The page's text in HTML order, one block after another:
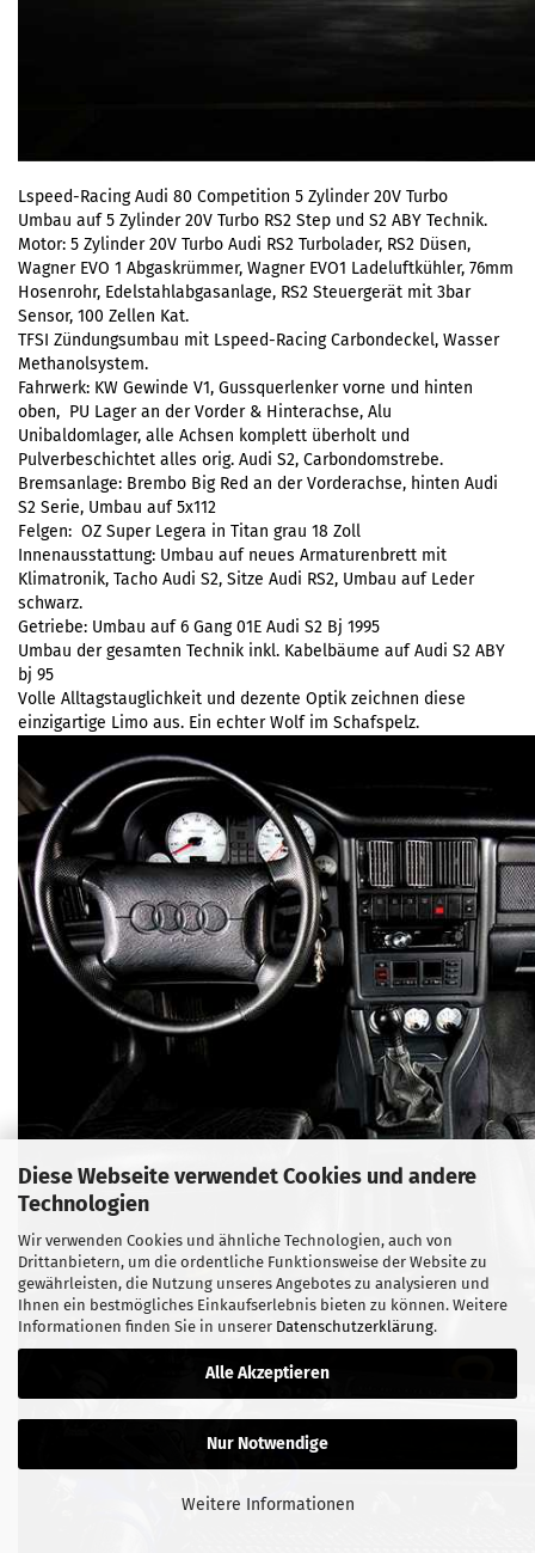
Diese Webseite verwendet Cookies und andere
Technologien
Wir verwenden Cookies und ähnliche Technologien, auch von
Drittanbietern, um die ordentliche Funktionsweise der Website zu
gewährleisten, die Nutzung unseres Angebotes zu analysieren und
Ihnen ein bestmögliches Einkaufserlebnis bieten zu können. Weitere
Informationen finden Sie in unserer Datenschutzerklärung.
Alle Akzeptieren
Nur Notwendige
Weitere Informationen
Lspeed-Racing Audi 80 Competition 5 Zylinder 20V Turbo
Umbau auf 5 Zylinder 20V Turbo RS2 Step und S2 ABY Technik.
Motor: 5 Zylinder 20V Turbo Audi RS2 Turbolader, RS2 Düsen,
Wagner EVO 1 Abgaskrümmer, Wagner EVO1 Ladeluftkühler, 76mm
Hosenrohr, Edelstahlabgasanlage, RS2 Steuergerät mit 3bar
Sensor, 100 Zellen Kat.
TFSI Zündungsumbau mit Lspeed-Racing Carbondeckel, Wasser
Methanolsystem.
Fahrwerk: KW Gewinde V1, Gussquerlenker vorne und hinten
oben, PU Lager an der Vorder & Hinterachse, Alu
Unibaldomlager, alle Achsen komplett überholt und
Pulverbeschichtet alles orig. Audi S2, Carbondomstrebe.
Bremsanlage: Brembo Big Red an der Vorderachse, hinten Audi
S2 Serie, Umbau auf 5x112
Felgen: OZ Super Legera in Titan grau 18 Zoll
Innenausstattung: Umbau auf neues Armaturenbrett mit
Klimatronik, Tacho Audi S2, Sitze Audi RS2, Umbau auf Leder
schwarz.
Getriebe: Umbau auf 6 Gang 01E Audi S2 Bj 1995
Umbau der gesamten Technik inkl. Kabelbäume auf Audi S2 ABY
bj 95
Volle Alltagstauglichkeit und dezente Optik zeichnen diese
einzigartige Limo aus. Ein echter Wolf im Schafspelz.